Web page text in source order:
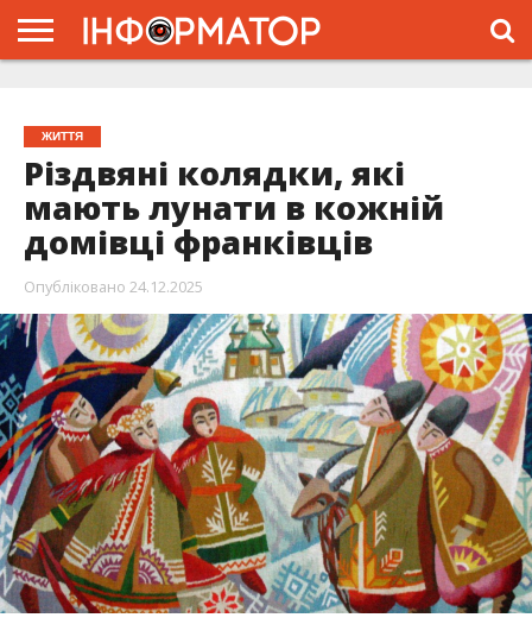
ЖИТТЯ
Різдвяні колядки, які
мають лунати в кожній
домівці франківців
Опубліковано 24.12.2025